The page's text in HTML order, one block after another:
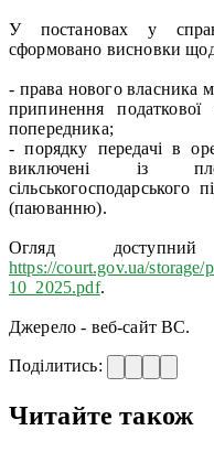
У постановах у
сформовано висновки
- права нового власника
припинення податкової
попередника;
- порядку передачі в
виключені із
сільськогосподарського
(паюванню).
Огляд
https://court.gov.ua/storage/
10_2025.pdf.
Джерело - веб-сайт ВС.
Поділитись:
Читайте також